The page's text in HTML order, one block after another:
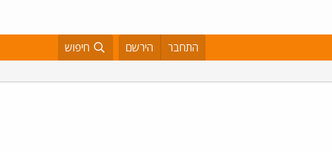
התחבר הירשם חיפוש